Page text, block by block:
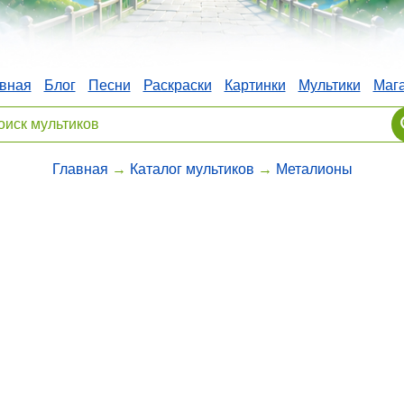
Блог Песни Раскраски Картинки Мультики
Главная → Каталог мультиков → Металионы